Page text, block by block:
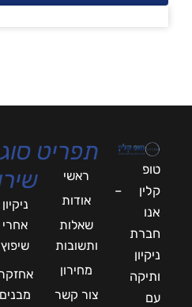
טופ
קלין –
אנו
חברת
ניקיון
ותיקה
עם
תפריט
ראשי
אודות
שאלות
ותשובות
מחירון
צור קשר
סוג
ניקיון
אחרי
שיפוץ
מבנים